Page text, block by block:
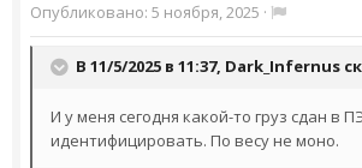
Опубликовано: 5 ноября, 2025 ·
В 11/5/2025 в 11:37, Dark_Infernus
И у меня сегодня какой-то груз сдан в
идентифицировать. По весу не моно.